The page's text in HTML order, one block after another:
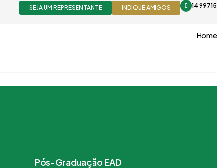
SEJA UM REPRESENTANTE INDIQUE AMIGOS 14
Home
Pós-Graduação EAD